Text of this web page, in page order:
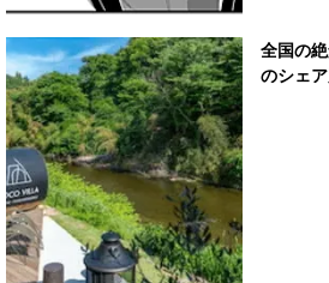
全国の
のシェ